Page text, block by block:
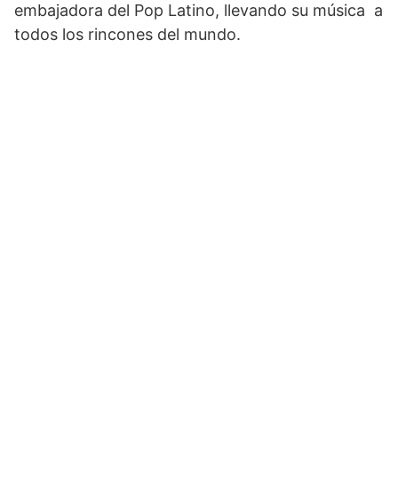
embajadora del Pop Latino, llevando su música a
todos los rincones del mundo.